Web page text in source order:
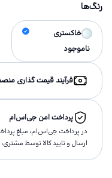
رنگ‌ها
خاکستری
ناموجود
فرآیند قیمت گذاری
پرداخت امن جی‌اس‌ام
در پرداخت جی‌اس‌ام، مبلغ
ارسال و تاييد كالا توسط